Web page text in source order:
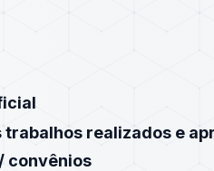
trabalhos realizados e
convênios